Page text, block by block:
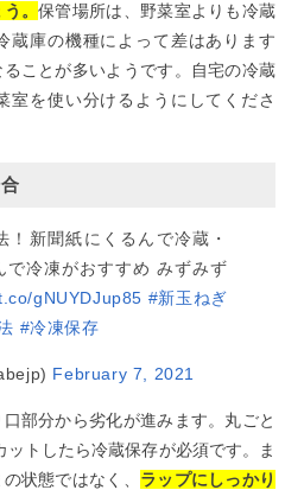
う。保管場所は、野菜室よりも冷蔵
蔵庫の機種によって差はあります
ことが多いようです。自宅の冷蔵
室を使い分けるようにしてくださ
！新聞紙にくるんで冷蔵・
で冷凍がおすすめ みずみず
gNUYDJup85 #新玉ねぎ
#冷凍保存
February 7, 2021
部分から劣化が進みます。丸ごと
トしたら冷蔵保存が必須です。ま
状態ではなく、 ラップにしっかり